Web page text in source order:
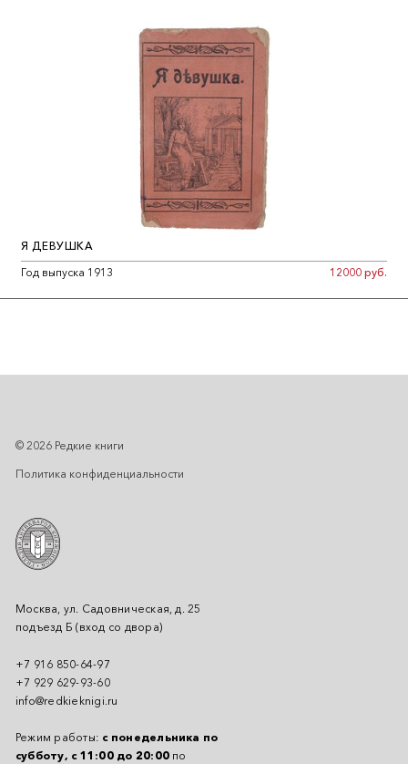
Я ДЕВУШКА
Год выпуска 1913
12000 руб.
Москва, ул. Садовническая, д. 25
подъезд Б (вход со двора)
+7 916 850-64-97
+7 929 629-93-60
info@redkieknigi.ru
Режим работы: с понедельника по
субботу, с 11:00 до 20:00 по
© 2026 Редкие книги
Политика конфиденциальности